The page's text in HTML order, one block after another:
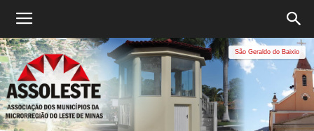
São Geraldo do Baixio